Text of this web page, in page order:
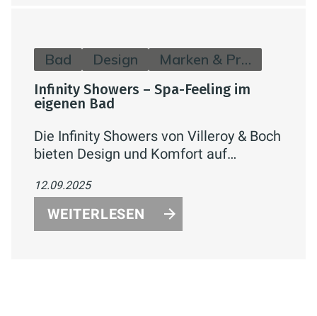
Bad Design Marken & Produkte
Infinity Showers – Spa-Feeling im
eigenen Bad
Die Infinity Showers von Villeroy & Boch
bieten Design und Komfort auf
Kopfbrausen mit verschiedenen
Strahlarten, Thermostate mit CoolTap
Technologie und edle Oberflächen in
12.09.2025
WEITERLESEN